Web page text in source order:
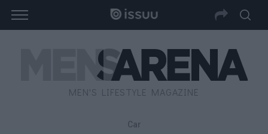
MEN'S LIFESTYLE MAGAZINE
Car